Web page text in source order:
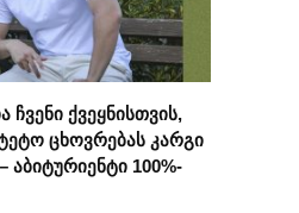
ჩვენი ქვეყნისთვის,
ცხოვრებას კარგი
აბიტურიენტი 100%-